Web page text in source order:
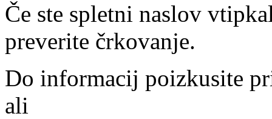
Če ste spletni naslov
preverite črkovanje.
Do informacij poizkusite
ali